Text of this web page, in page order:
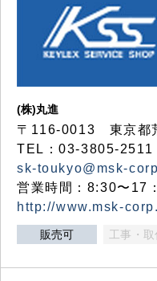
(株)丸進
〒116-0013 東京都
TEL：03-3805-
sk-toukyo@msk-
営業時間：8:30〜17
http://www.msk-
販売可 工事・取